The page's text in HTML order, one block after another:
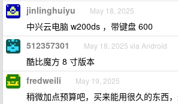
jinlinghuiyu May 18, 2025
中兴云电脑 w200ds ，带键盘 600
512357301 May 18, 2025 via Android
酷比魔方 8 寸版本
fredweili May 19, 2025
稍微加点预算吧，买来能用很久的东西